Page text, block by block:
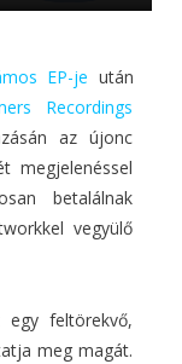
EP-je után
Recordings
az újonc
betalálnak
vegyülő
feltörekvő,
meg magát.